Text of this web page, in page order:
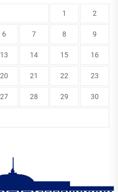
1 2
6 7 8 9
13 14 15 16
20 21 22 23
27 28 29 30